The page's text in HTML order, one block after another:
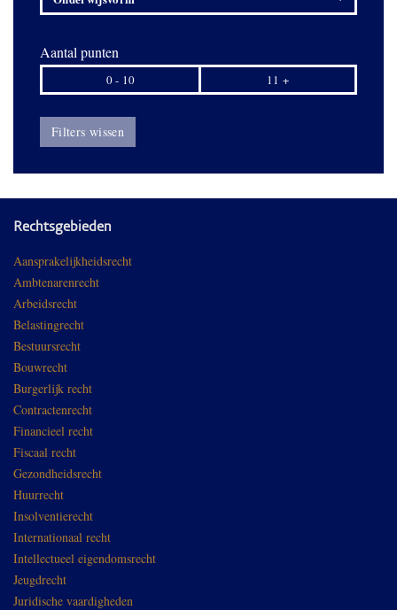
Aantal punten
0 - 10 11 +
Filters wissen
Rechtsgebieden
Aansprakelijkheidsrecht
Ambtenarenrecht
Arbeidsrecht
Belastingrecht
Bestuursrecht
Bouwrecht
Burgerlijk recht
Contractenrecht
Financieel recht
Fiscaal recht
Gezondheidsrecht
Huurrecht
Insolventierecht
Internationaal recht
Intellectueel eigendomsrecht
Jeugdrecht
Juridische vaardigheden